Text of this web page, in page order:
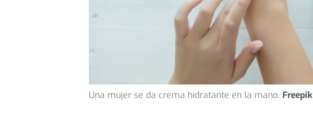
Una mujer se da crema hidratante en la mano. Freepik